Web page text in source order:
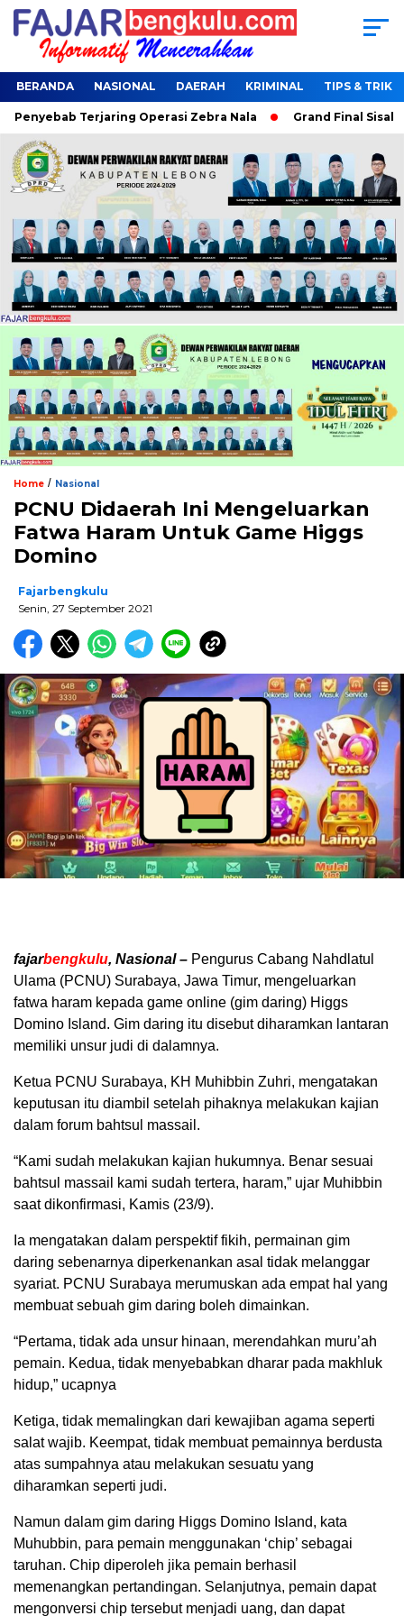
BERANDA NASIONAL DAERAH KRIMINAL TIPS & TRIK
Terjaring Operasi Zebra Nala Grand Final Sisakan
Home / Nasional
PCNU Didaerah Ini Mengeluarkan
Fatwa Haram Untuk Game Higgs
Domino
Fajarbengkulu
Senin, 27 September 2021
fajarbengkulu, Nasional – Pengurus Cabang Nahdlatul
Ulama (PCNU) Surabaya, Jawa Timur, mengeluarkan
fatwa haram kepada game online (gim daring) Higgs
Domino Island. Gim daring itu disebut diharamkan lantaran
memiliki unsur judi di dalamnya.
Ketua PCNU Surabaya, KH Muhibbin Zuhri, mengatakan
keputusan itu diambil setelah pihaknya melakukan kajian
dalam forum bahtsul massail.
“Kami sudah melakukan kajian hukumnya. Benar sesuai
bahtsul massail kami sudah tertera, haram,” ujar Muhibbin
saat dikonfirmasi, Kamis (23/9).
Ia mengatakan dalam perspektif fikih, permainan gim
daring sebenarnya diperkenankan asal tidak melanggar
syariat. PCNU Surabaya merumuskan ada empat hal yang
membuat sebuah gim daring boleh dimainkan.
“Pertama, tidak ada unsur hinaan, merendahkan muru’ah
pemain. Kedua, tidak menyebabkan dharar pada makhluk
hidup,” ucapnya
Ketiga, tidak memalingkan dari kewajiban agama seperti
salat wajib. Keempat, tidak membuat pemainnya berdusta
atas sumpahnya atau melakukan sesuatu yang
diharamkan seperti judi.
Namun dalam gim daring Higgs Domino Island, kata
Muhubbin, para pemain menggunakan ‘chip’ sebagai
taruhan. Chip diperoleh jika pemain berhasil
memenangkan pertandingan. Selanjutnya, pemain dapat
mengonversi chip tersebut menjadi uang, dan dapat